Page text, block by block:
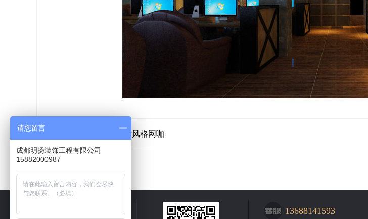
美式乡村风格网咖
13688141593
请您留言
成都明扬装饰工程有限公司
15882000987